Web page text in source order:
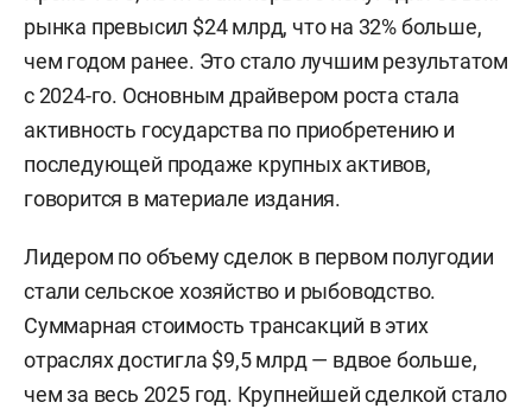
рынка превысил $24 млрд, что на 32% больше,
чем годом ранее. Это стало лучшим результатом
с 2024-го. Основным драйвером роста стала
активность государства по приобретению и
последующей продаже крупных активов,
говорится в материале издания.
Лидером по объему сделок в первом полугодии
стали сельское хозяйство и рыбоводство.
Суммарная стоимость трансакций в этих
отраслях достигла $9,5 млрд — вдвое больше,
чем за весь 2025 год. Крупнейшей сделкой стало